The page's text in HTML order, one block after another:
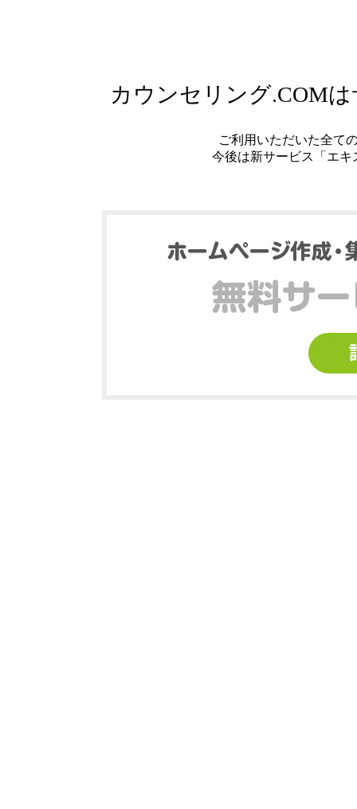
カウンセリング.COM
ご利用いただいた全て
今後は新サービス「エ